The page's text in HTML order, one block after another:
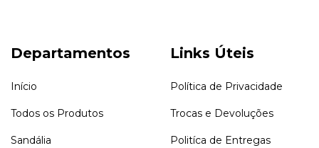
Departamentos
Início
Todos os Produtos
Sandália
Links Úteis
Política de Privacidade
Trocas e Devoluções
Politíca de Entregas